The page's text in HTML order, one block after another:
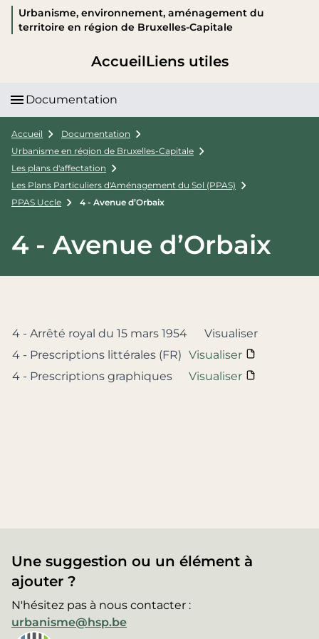
Urbanisme, environnement, aménagement du
territoire en région de Bruxelles-Capitale
AccueilLiens utiles
Documentation
Accueil
Documentation
Urbanisme en région de Bruxelles-Capitale
Les plans d'affectation
Les Plans Particuliers d'Aménagement du Sol (PPAS)
PPAS Uccle
4 - Avenue d’Orbaix
4 - Avenue d’Orbaix
4 - Arrêté royal du 15 mars 1954
Visualiser
4 - Prescriptions littérales (FR) Visualiser
4 - Prescriptions graphiques
Visualiser
Une suggestion ou un élément à
ajouter ?
N'hésitez pas à nous contacter :
urbanisme@hsp.be